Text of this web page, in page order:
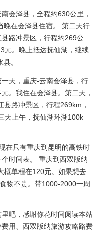
会泽县，全程约630公里，
晚在会泽县住宿。 第二天行
路冲景区，行程约269公
元。晚上抵达抚仙湖，继续
。
天，重庆-云南会泽县，行
。我住在会泽县。第二天，
县路冲景区，行程269km，
天上午，抚仙湖环湖100k
在只有重庆到昆明的高铁时
时间表。 重庆到西双版纳
概单程在120元。如果想去
物不贵。带1000-2000一周
吧，感谢你花时间阅读本站
用、西双版纳旅游攻略路费